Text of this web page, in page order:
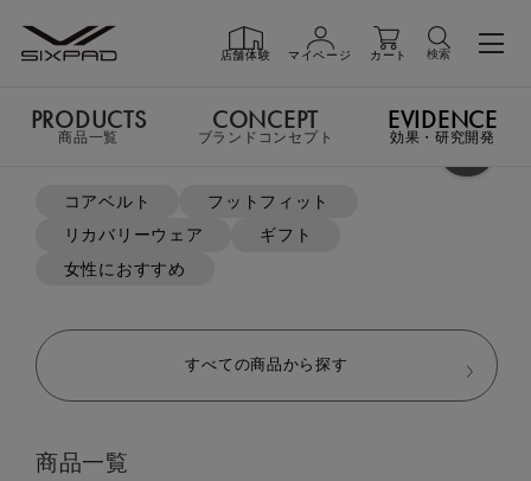
店舗体験 マイページ カート 検索
PRODUCTS商品一覧
GIFT ギフト
LIVE SHOPPING
よく検索されているキーワード
コアベルト
フットフィット
リカバリーウェア
ギフト
女性におすすめ
すべての商品から探す
商品一覧
PRODUCTS
商品一覧
CONCEPT
ブランドコンセプト
EVIDENCE
効果・研究開発